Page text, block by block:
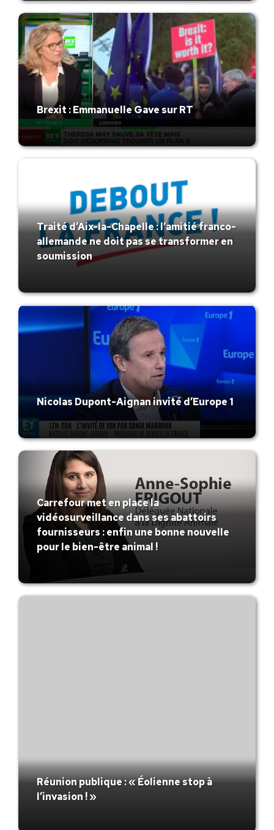
Brexit : Emmanuelle Gave sur RT
Traité d’Aix-la-Chapelle : l’amitié franco-
allemande ne doit pas se transformer en
soumission
Nicolas Dupont-Aignan invité d’Europe 1
Carrefour met en place la
vidéosurveillance dans ses abattoirs
fournisseurs : enfin une bonne nouvelle
pour le bien-être animal !
Réunion publique : « Éolienne stop à
l’invasion ! »